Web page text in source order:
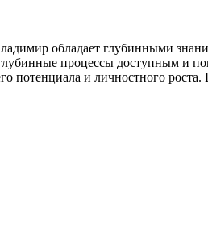
обладает глубинными
процессы доступным и
потенциала и личностного роста.